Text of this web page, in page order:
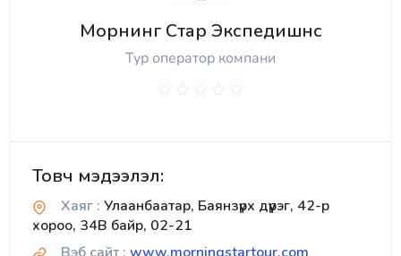
Морнинг Стар Экспедишнс
Тур оператор компани
Товч мэдээлэл:
Хаяг : Улаанбаатар, Баянзүрх дүүрэг, 42-р
хороо, 34В байр, 02-21